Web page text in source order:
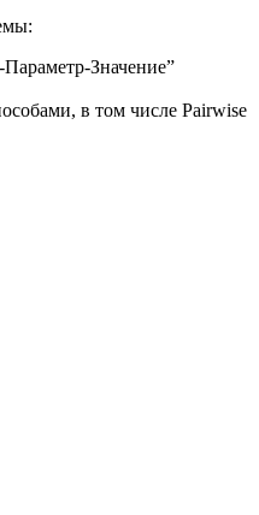
Значение”
в том числе Pairwise